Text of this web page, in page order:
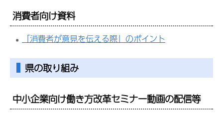
消費者向け資料
「消費者が意見を伝える際」のポイント
県の取り組み
中小企業向け働き方改革セミナー動画の配信等